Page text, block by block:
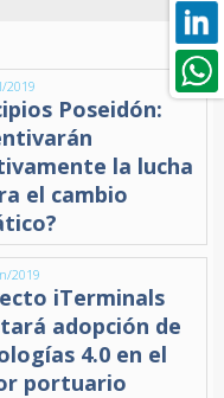
2019
Poseidón:
la lucha
el cambio
2019
iTerminals
adopción de
4.0 en el
portuario